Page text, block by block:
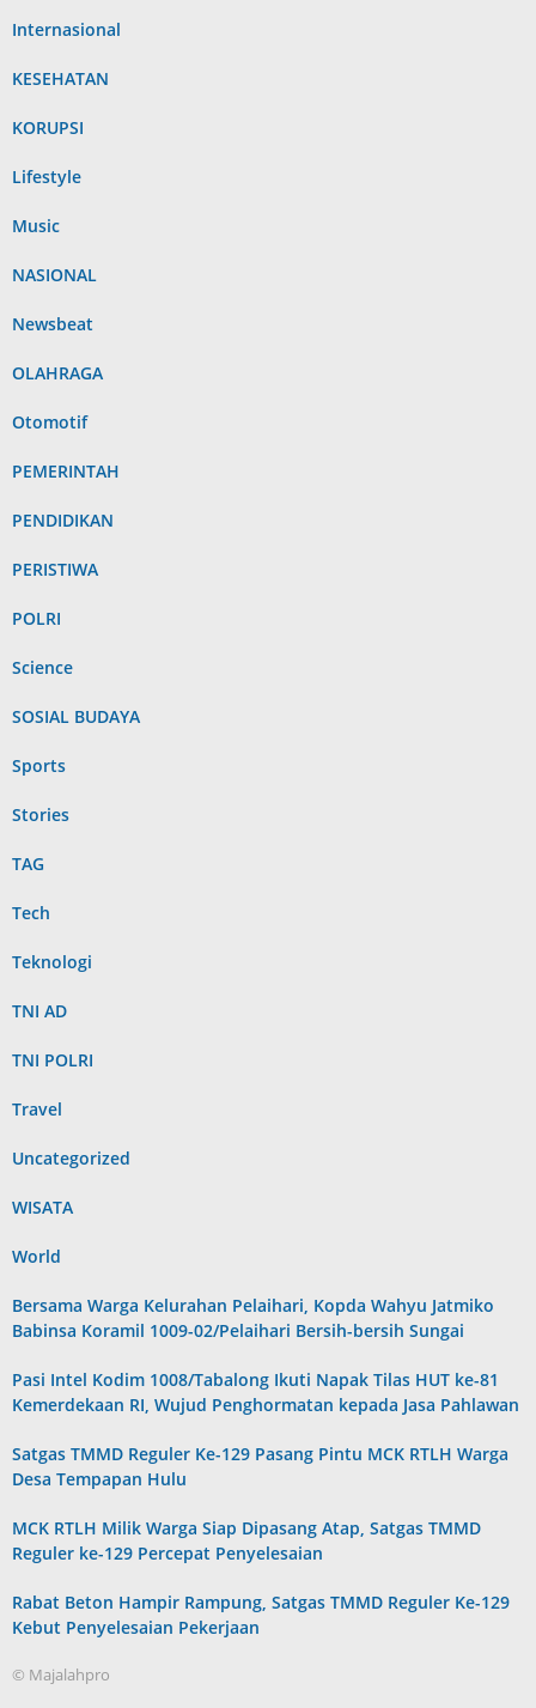
Internasional
KESEHATAN
KORUPSI
Lifestyle
Music
NASIONAL
Newsbeat
OLAHRAGA
Otomotif
PEMERINTAH
PENDIDIKAN
PERISTIWA
POLRI
Science
SOSIAL BUDAYA
Sports
Stories
TAG
Tech
Teknologi
TNI AD
TNI POLRI
Travel
Uncategorized
WISATA
World
Bersama Warga Kelurahan Pelaihari, Kopda Wahyu Jatmiko
Babinsa Koramil 1009-02/Pelaihari Bersih-bersih Sungai
Pasi Intel Kodim 1008/Tabalong Ikuti Napak Tilas HUT ke-81
Kemerdekaan RI, Wujud Penghormatan kepada Jasa Pahlawan
Satgas TMMD Reguler Ke-129 Pasang Pintu MCK RTLH Warga
Desa Tempapan Hulu
MCK RTLH Milik Warga Siap Dipasang Atap, Satgas TMMD
Reguler ke-129 Percepat Penyelesaian
Rabat Beton Hampir Rampung, Satgas TMMD Reguler Ke-129
Kebut Penyelesaian Pekerjaan
© Majalahpro